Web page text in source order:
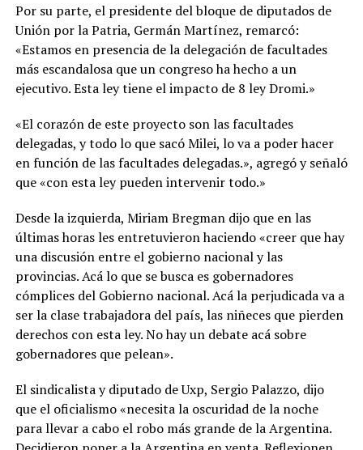
Por su parte, el presidente del bloque de diputados de
Unión por la Patria, Germán Martínez, remarcó:
«Estamos en presencia de la delegación de facultades
más escandalosa que un congreso ha hecho a un
ejecutivo. Esta ley tiene el impacto de 8 ley Dromi.»
«El corazón de este proyecto son las facultades
delegadas, y todo lo que sacó Milei, lo va a poder hacer
en función de las facultades delegadas.», agregó y señaló
que «con esta ley pueden intervenir todo.»
Desde la izquierda, Miriam Bregman dijo que en las
últimas horas les entretuvieron haciendo «creer que hay
una discusión entre el gobierno nacional y las
provincias. Acá lo que se busca es gobernadores
cómplices del Gobierno nacional. Acá la perjudicada va a
ser la clase trabajadora del país, las niñeces que pierden
derechos con esta ley. No hay un debate acá sobre
gobernadores que pelean».
El sindicalista y diputado de Uxp, Sergio Palazzo, dijo
que el oficialismo «necesita la oscuridad de la noche
para llevar a cabo el robo más grande de la Argentina.